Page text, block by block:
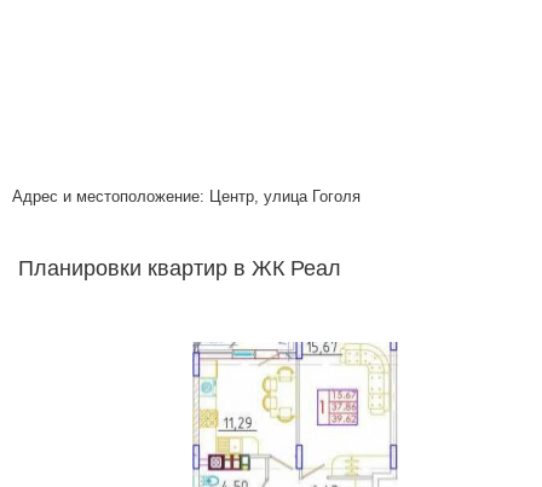
Адрес и местоположение: Центр, улица Гоголя
Планировки квартир в ЖК Реал